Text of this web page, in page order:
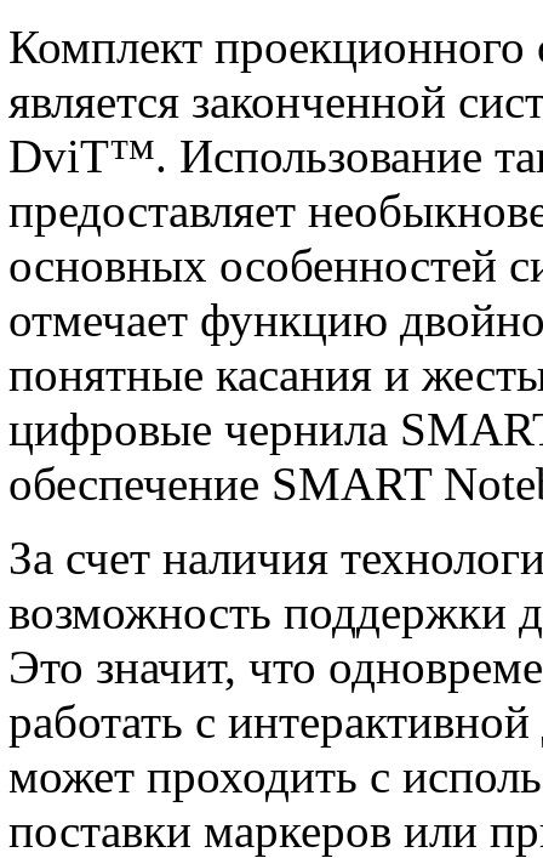
Комплект
является законченной
DviT™. Использование
предоставляет
основных особенностей
отмечает функцию
понятные касания и
цифровые чернила
обеспечение SMART
За счет наличия
возможность поддержки
Это значит, что
работать с
может проходить с
поставки маркеров или